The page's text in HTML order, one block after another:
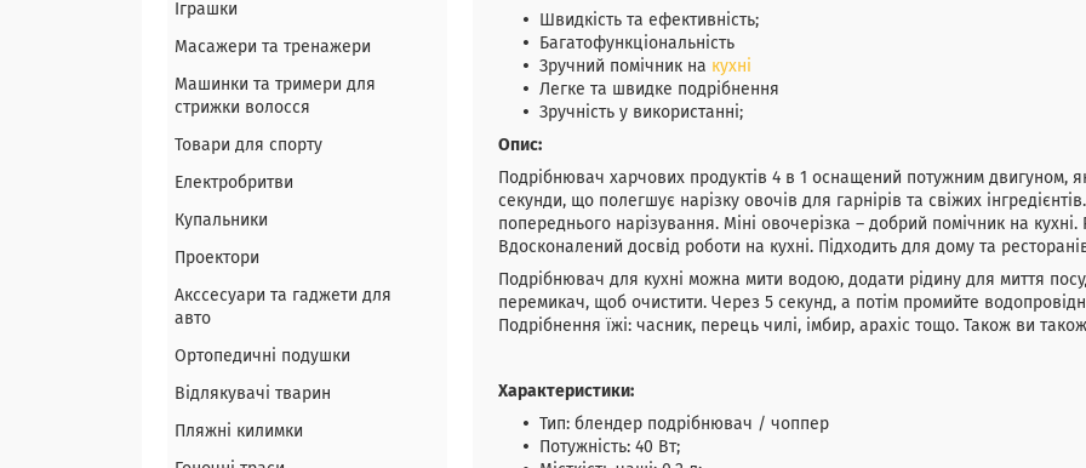
Швидкість та ефективність;
Багатофункціональність
Зручний помічник на кухні
Легке та швидке подрібнення
Зручність у використанні;
Опис:
Подрібнювач харчових продуктів 4 в 1 оснащений потужним двигуном,
секунди, що полегшує нарізку овочів для гарнірів та свіжих
попереднього нарізування. Міні овочерізка – добрий помічник на
Вдосконалений досвід роботи на кухні. Підходить для дому та
Подрібнювач для кухні можна мити водою, додати рідину для миття
перемикач, щоб очистити. Через 5 секунд, а потім промийте
Подрібнення їжі: часник, перець чилі, імбир, арахіс тощо. Також ви
Характеристики:
Тип: блендер подрібнювач / чоппер
Потужність: 40 Вт;
Іграшки
Масажери та тренажери
Машинки та тримери для
стрижки волосся
Товари для спорту
Електробритви
Купальники
Проектори
Акссесуари та гаджети для
авто
Ортопедичні подушки
Відлякувачі тварин
Пляжні килимки